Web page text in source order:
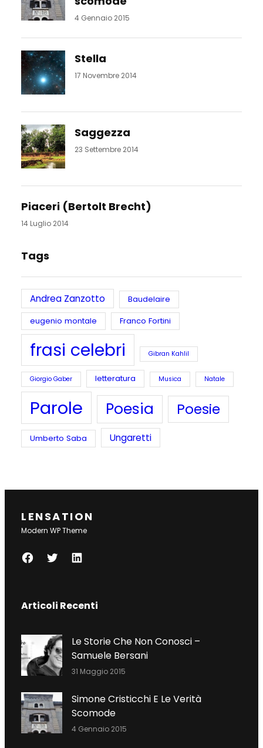
4 Gennaio 2015
Stella
17 Novembre 2014
Saggezza
23 Settembre 2014
Piaceri (Bertolt Brecht)
14 Luglio 2014
Tags
Andrea Zanzotto
Baudelaire
eugenio montale
Franco Fortini
frasi celebri Gibran Kahlil
Giorgio Gaber letteratura Musica Natale
Parole Poesia Poesie
Umberto Saba Ungaretti
LENSATION
Modern WP Theme
F
E
O
O
K
T
T
E
R
L
K
N
Articoli Recenti
Le Storie Che Non Conosci –
Samuele Bersani
31 Maggio 2015
Simone Cristicchi E Le Verità
Scomode
4 Gennaio 2015